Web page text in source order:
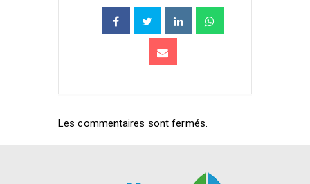
Les commentaires sont fermés.